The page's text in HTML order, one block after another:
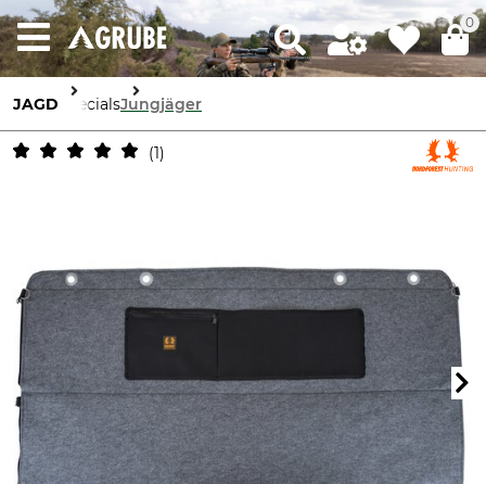
0
JAGD SpecialsJungjäger
1